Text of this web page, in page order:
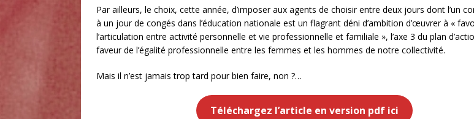
Par ailleurs, le choix, cette année, d’imposer aux agents de choisir entre deux jours dont l’un
à un jour de congés dans l’éducation nationale est un flagrant déni d’ambition d’œuvrer à «
l’articulation entre activité personnelle et vie professionnelle et familiale », l’axe 3 du plan
faveur de l’égalité professionnelle entre les femmes et les hommes de notre collectivité.
Mais il n’est jamais trop tard pour bien faire, non ?…
Téléchargez l’article en version pdf ici